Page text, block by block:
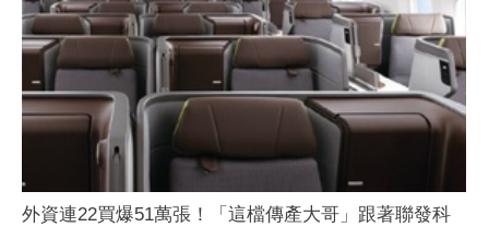
外資連22買爆51萬張！「這檔傳產大哥」跟著聯發科